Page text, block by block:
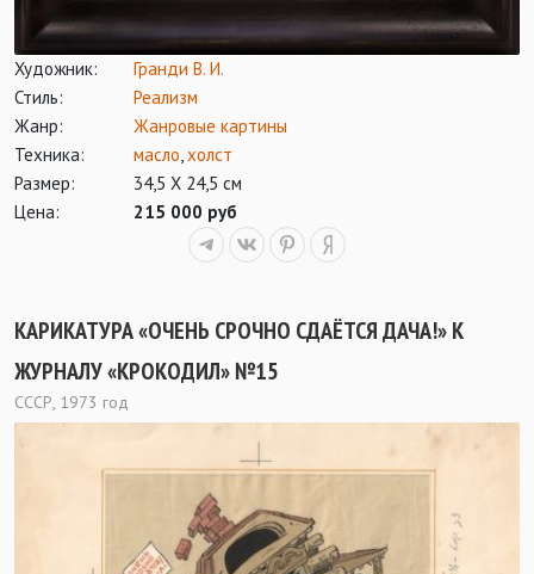
Художник:
Гранди В. И.
Стиль:
Реализм
Жанр:
Жанровые картины
Техника:
масло холст
Размер:
34,5 Х 24,5 см
Цена:
215 000 руб
КАРИКАТУРА «ОЧЕНЬ СРОЧНО СДАЁТСЯ ДАЧА!» К
ЖУРНАЛУ «КРОКОДИЛ» №15
СССР, 1973 год